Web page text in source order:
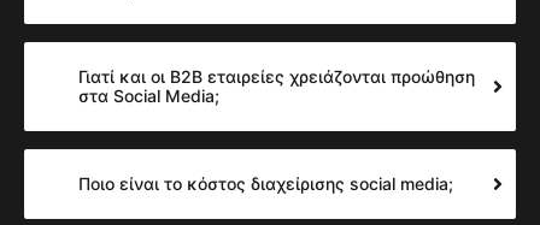
Γιατί και οι B2B εταιρείες χρειάζονται προώθηση
στα Social Media;
Ποιο είναι το κόστος διαχείρισης social media;